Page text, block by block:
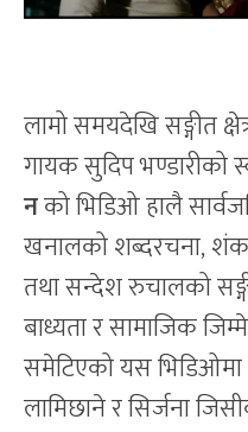
लामो समयदेखि सङ्गीत
गायक सुदिप भण्डारीको
नको भिडिओ हालै
खनालको शब्दरचना, शंकर
तथा सन्देश रुचालको
बाध्यता र सामाजिक
समेटिएको यस भिडिओमा
लामिछाने र सिर्जना